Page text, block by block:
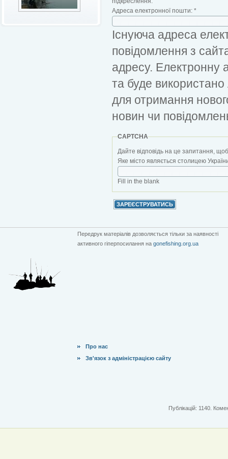
Адреса електронної пошти: *
Існуюча адреса
повідомлення з
адресу. Електронну
та буде
для отримання
новин чи
CAPTCHA
Дайте відповідь на це запитання,
Яке місто являється столицею
Fill in the blank
Передрук матеріалів дозволяється тільки за наявності
активного гіперпосилання на gonefishing.org.ua
Про нас
Зв'язок з адміністрацією сайту
Публікацій: 1140.